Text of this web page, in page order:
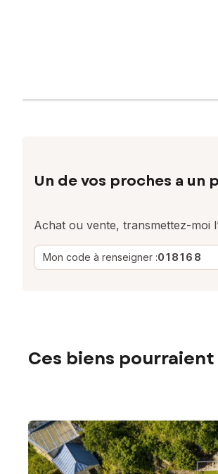
Un de vos proches a
Achat ou vente, transmettez-moi
Mon code à renseigner :018168
Ces biens